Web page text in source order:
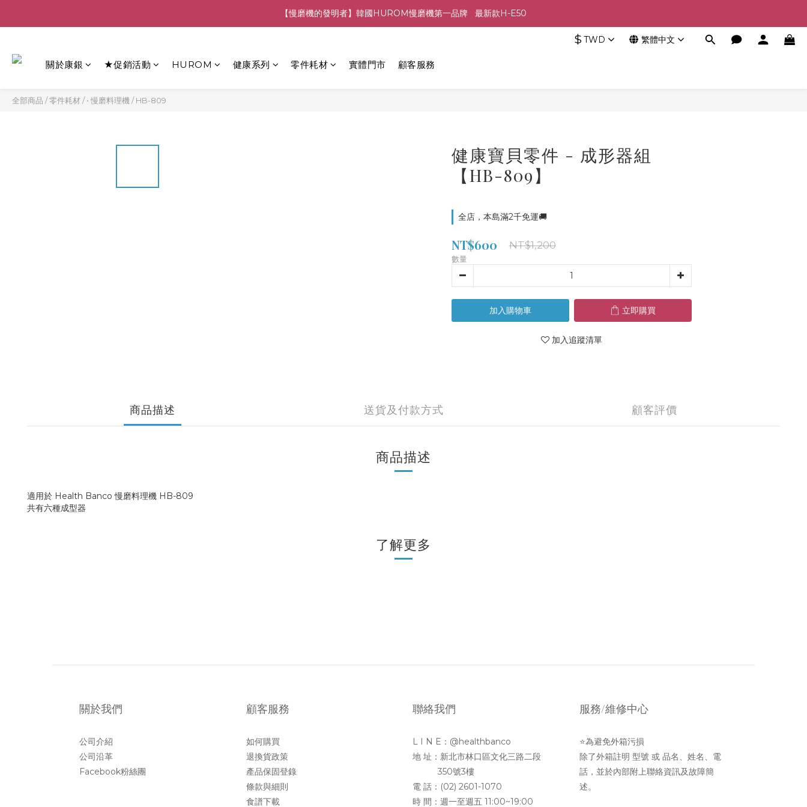
【慢磨機的發明者】韓國HUROM慢磨機第一品牌   最新款H-E50
$ TWD 繁體中文
關於康銀 ★促銷活動 HUROM 健康系列 零件耗材 實體門市 顧客服務
全部商品 /零件耗材/• 慢磨料理機 /HB-809
健康寶貝零件 - 成形器組
【HB-809】
全店，本島滿2千免運🚚
NT$600 NT$1,200
數量
加入購物車 立即購買
加入追蹤清單
商品描述 送貨及付款方式 顧客評價
商品描述
適用於 Health Banco 慢磨料理機 HB-809
共有六種成型器
了解更多
關於我們
公司介紹
公司沿革
Facebook粉絲團
顧客服務
如何購買
退換貨政策
產品保固登錄
條款與細則
食譜下載
聯絡我們
L I N E：@healthbanco
地 址：新北市林口區文化三路二段
350號3樓
電 話：(02) 2601-1070
時 間：週一至週五 11:00~19:00
服務/維修中心
⭐為避免外箱污損
除了外箱註明 型號 或 品名、姓名、電
話，並於內部附上聯絡資訊及故障簡
述。